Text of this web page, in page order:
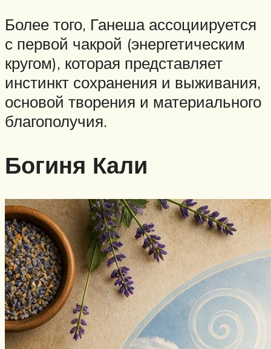
Более того, Ганеша ассоциируется
с первой чакрой (энергетическим
кругом), которая представляет
инстинкт сохранения и выживания,
основой творения и материального
благополучия.
Богиня Кали